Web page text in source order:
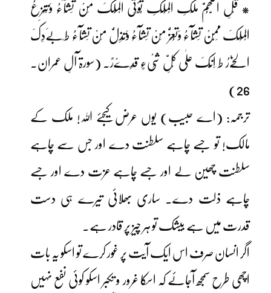
* قُلِ اللّٰھُمَّ مٰلِکِ الْمُلْکِ تُؤْتِی الْمُلکَ مَنْ تَشَآءُ وَتَنْزِعُ
الْمُلْکَ مِمَّنْ تَشَآءُ وَتُعِزُّ مَنْ تَشَآءُ وَتُذِلُّ مَنْ تَشَآءُ ط بِےَدِکَ
الْخِےْرُ ط اِنَّکَ عَلٰی کُلِّ شَیْءٍ قَدِےْرٌ۔ (سورۃ آلِ عمران۔
26)
ترجمہ: (اے حبیب) یوں عرض کیجئے اللہ! ملک کے
مالک! تو جسے چاہے سلطنت دے اور جس سے چاہے
سلطنت چھین لے اور جسے چاہے عزت دے اور جسے
چاہے ذلت دے۔ ساری بھلائی تیرے ہی دست
قدرت میں ہے بیشک تو ہر چیز پر قادر ہے۔
اگر انسان صرف اس ایک آیت پر غور کرے تو اسکو یہ بات
اچھی طرح سمجھ آجائے کہ اسکا غرور و تکبر اسکو کوئی نفع نہیں